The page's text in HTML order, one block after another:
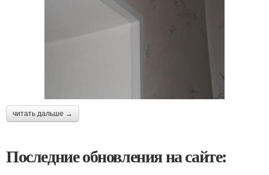
читать дальше →
Последние обновления на сайте: